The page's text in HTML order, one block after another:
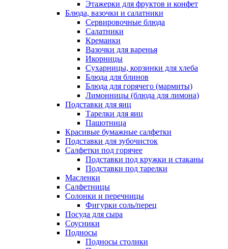
Этажерки для фруктов и конфет
Блюда, вазочки и салатники
Сервировочные блюда
Салатники
Креманки
Вазочки для варенья
Икорницы
Сухарницы, корзинки для хлеба
Блюда для блинов
Блюда для горячего (мармиты)
Лимонницы (блюда для лимона)
Подставки для яиц
Тарелки для яиц
Пашотница
Красивые бумажные салфетки
Подставки для зубочисток
Салфетки под горячее
Подставки под кружки и стаканы
Подставки под тарелки
Масленки
Салфетницы
Солонки и перечницы
Фигурки соль/перец
Посуда для сыра
Соусники
Подносы
Подносы столики